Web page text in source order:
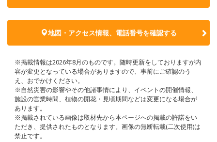
地図・アクセス情報、電話番号を確認する
※掲載情報は2026年8月のものです。随時更新をしておりますが内
容が変更となっている場合がありますので、事前にご確認のう
え、おでかけください。
※自然災害の影響やその他諸事情により、イベントの開催情報、
施設の営業時間、植物の開花・見頃期間などは変更になる場合が
あります。
※掲載されている画像は取材先から本ページへの掲載の許諾をい
ただき、提供されたものとなります。画像の無断転載(二次使用)は
禁止です。